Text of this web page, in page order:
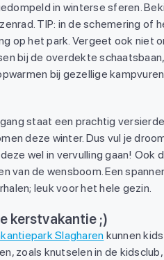
in winterse sferen.
TIP: in de schemering of
op het park. Vergeet ook niet
bij de overdekte
bij gezellige
staat een prachtig
deze winter. Dus vul je
wel in vervulling gaan! Ook
van de wensboom. Een
leuk voor het hele gezin.
kerstvakantie ;)
Slagharen kunnen
zoals knutselen in de kidsclub,